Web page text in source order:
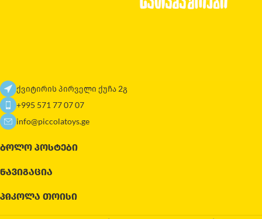
ქვიტირის პირველი ქუჩა 2გ
+995 571 77 07 07
info@piccolatoys.ge
ᲑᲝᲚᲝ ᲞᲝᲡᲢᲔᲑᲘ
ᲜᲐᲕᲘᲒᲐᲪᲘᲐ
ᲞᲘᲙᲝᲚᲐ ᲗᲝᲘᲡᲘ